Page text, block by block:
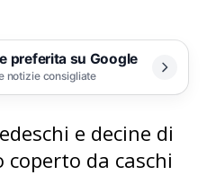
preferita su Google
notizie consigliate
e decine di
da caschi